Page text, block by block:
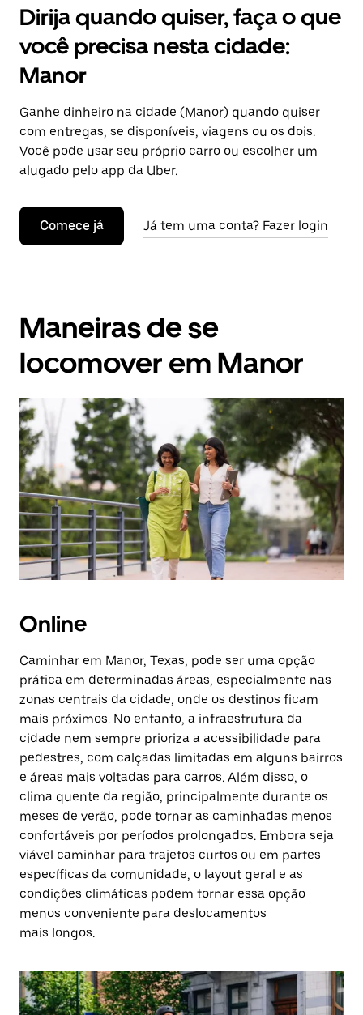
Dirija quando quiser, faça o que
você precisa nesta cidade:
Manor
Ganhe dinheiro na cidade (Manor) quando quiser
com entregas, se disponíveis, viagens ou os dois.
Você pode usar seu próprio carro ou escolher um
alugado pelo app da Uber.
Comece já Já tem uma conta? Fazer login
Maneiras de se
locomover em Manor
Online
Caminhar em Manor, Texas, pode ser uma opção
prática em determinadas áreas, especialmente nas
zonas centrais da cidade, onde os destinos ficam
mais próximos. No entanto, a infraestrutura da
cidade nem sempre prioriza a acessibilidade para
pedestres, com calçadas limitadas em alguns bairros
e áreas mais voltadas para carros. Além disso, o
clima quente da região, principalmente durante os
meses de verão, pode tornar as caminhadas menos
confortáveis por períodos prolongados. Embora seja
viável caminhar para trajetos curtos ou em partes
específicas da comunidade, o layout geral e as
condições climáticas podem tornar essa opção
menos conveniente para deslocamentos
mais longos.